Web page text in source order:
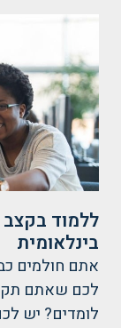
ללמוד
בינלאומית
אתם חולמים
לכם שאתם
לומדים? יש